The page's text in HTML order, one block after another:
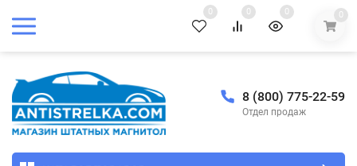
0 0 0 0
8 (800) 775-22-59
Отдел продаж